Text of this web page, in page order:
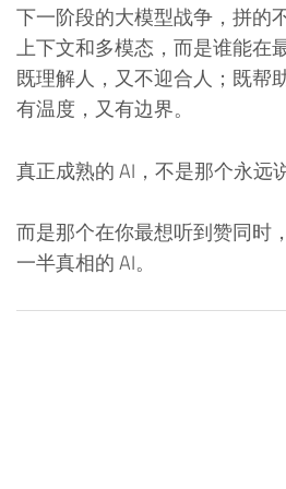
下一阶段的大模型战争，拼的
上下文和多模态，而是谁能在
既理解人，又不迎合人；既帮
有温度，又有边界。
真正成熟的 AI，不是那个永远
而是那个在你最想听到赞同时
一半真相的 AI。